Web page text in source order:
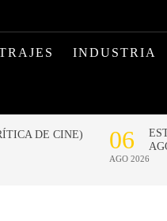
INDUSTRIA